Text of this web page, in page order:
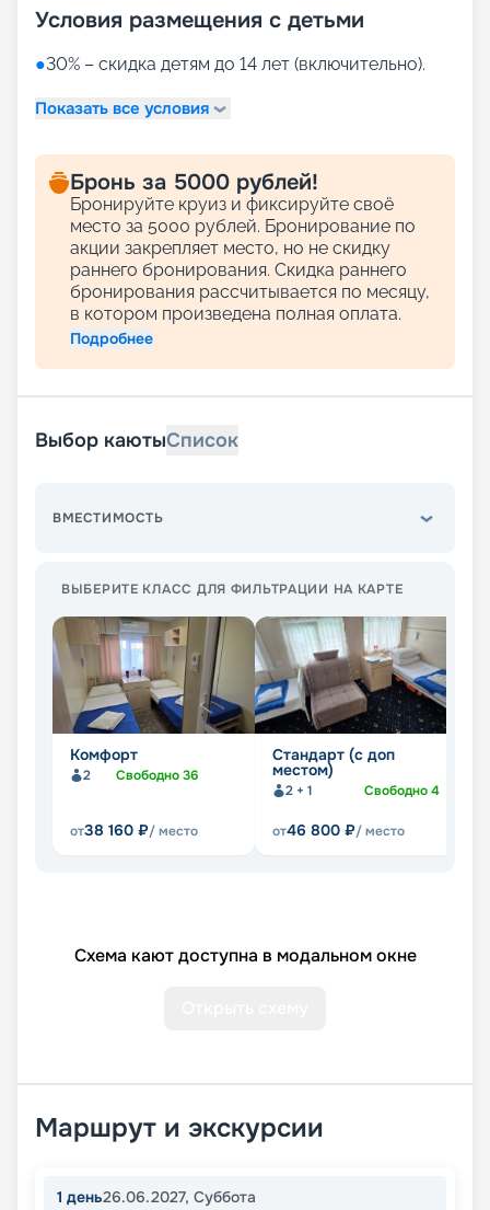
Условия размещения с детьми
●30% – скидка детям до 14 лет (включительно).
Показать все условия
Бронь за 5000 рублей!
Бронируйте круиз и фиксируйте своё
место за 5000 рублей. Бронирование по
акции закрепляет место, но не скидку
раннего бронирования. Скидка раннего
бронирования рассчитывается по месяцу,
в котором произведена полная оплата.
Подробнее
Выбор каютыСписок
ВМЕСТИМОСТЬ
ВЫБЕРИТЕ КЛАСС ДЛЯ ФИЛЬТРАЦИИ НА КАРТЕ
Комфорт
2 Свободно36
от38 160 ₽/ место
Стандарт (с доп
местом)
2 + 1 Свободно4
от46 800 ₽/ место
Схема кают доступна в модальном окне
Маршрут и экскурсии
1 день26.06.2027, Суббота